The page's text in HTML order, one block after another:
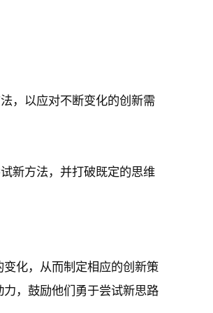
，以应对不断变化的创新需
新方法，并打破既定的思维
化，从而制定相应的创新策
，鼓励他们勇于尝试新思路